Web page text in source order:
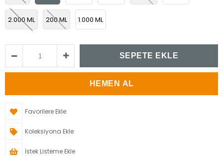
2.000 ML 200 ML 1.000 ML
Favorilere Ekle
Koleksiyona Ekle
İstek Listeme Ekle